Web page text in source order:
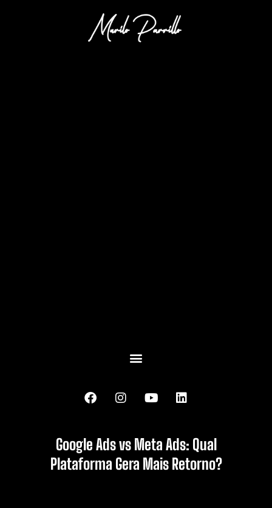
Google Ads vs Meta Ads: Qual
Plataforma Gera Mais Retorno?